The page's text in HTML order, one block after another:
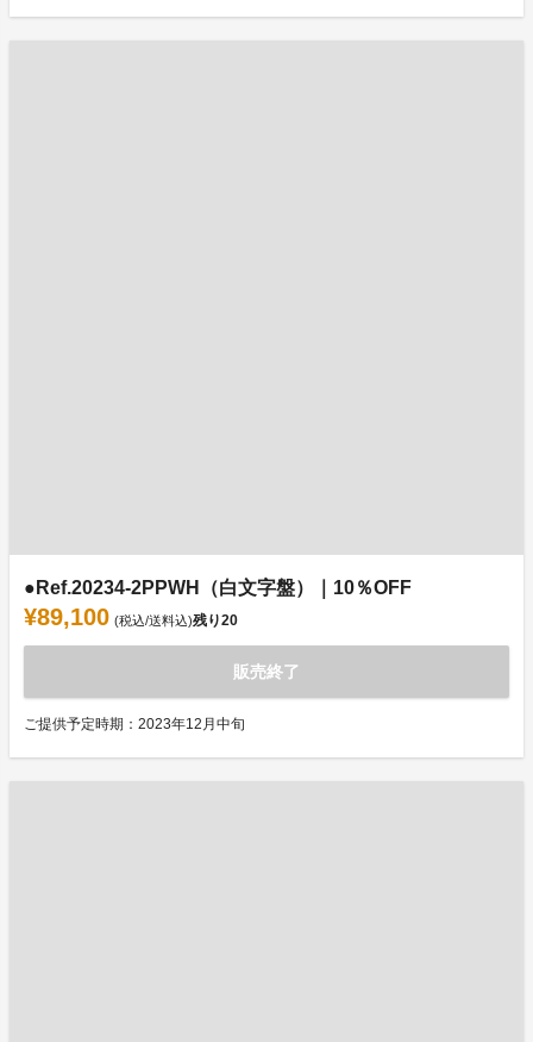
●Ref.20234-2PPWH（白文字盤）｜10％OFF
¥89,100 (税込/送料込)残り20
販売終了
ご提供予定時期：2023年12月中旬